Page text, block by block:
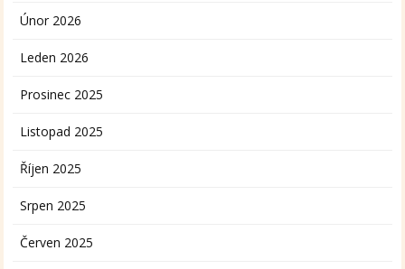
Únor 2026
Leden 2026
Prosinec 2025
Listopad 2025
Říjen 2025
Srpen 2025
Červen 2025